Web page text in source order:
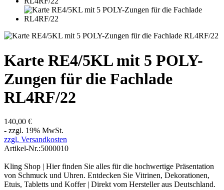
Karte RE4/5KL mit 5 POLY-
Zungen für die Fachlade
RL4RF/22
140,00 €
- zzgl. 19% MwSt.
zzgl. Versandkosten
Artikel-Nr.:5000010
Kling Shop | Hier finden Sie alles für die hochwertige Präsentation
von Schmuck und Uhren. Entdecken Sie Vitrinen, Dekorationen,
Etuis, Tabletts und Koffer | Direkt vom Hersteller aus Deutschland.